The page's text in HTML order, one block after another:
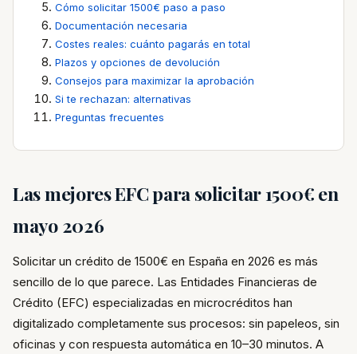
Cómo solicitar 1500€ paso a paso
Documentación necesaria
Costes reales: cuánto pagarás en total
Plazos y opciones de devolución
Consejos para maximizar la aprobación
Si te rechazan: alternativas
Preguntas frecuentes
Las mejores EFC para solicitar 1500€ en
mayo 2026
Solicitar un crédito de 1500€ en España en 2026 es más
sencillo de lo que parece. Las Entidades Financieras de
Crédito (EFC) especializadas en microcréditos han
digitalizado completamente sus procesos: sin papeleos, sin
oficinas y con respuesta automática en 10–30 minutos. A